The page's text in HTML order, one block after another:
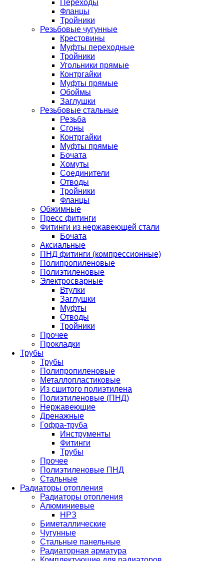
Переходы
Фланцы
Тройники
Резьбовые чугунные
Крестовины
Муфты переходные
Тройники
Угольники прямые
Контргайки
Муфты прямые
Обоймы
Заглушки
Резьбовые стальные
Резьба
Сгоны
Контргайки
Муфты прямые
Бочата
Хомуты
Соединители
Отводы
Тройники
Фланцы
Обжимные
Пресс фитинги
Фитинги из нержавеющей стали
Бочата
Аксиальные
ПНД фитинги (компрессионные)
Полипропиленовые
Полиэтиленовые
Электросварные
Втулки
Заглушки
Муфты
Отводы
Тройники
Прочее
Прокладки
Трубы
Трубы
Полипропиленовые
Металлопластиковые
Из сшитого полиэтилена
Полиэтиленовые (ПНД)
Нержавеющие
Дренажные
Гофра-труба
Инструменты
Фитинги
Трубы
Прочее
Полиэтиленовые ПНД
Стальные
Радиаторы отопления
Радиаторы отопления
Алюминиевые
НРЗ
Биметаллические
Чугунные
Стальные панельные
Радиаторная арматура